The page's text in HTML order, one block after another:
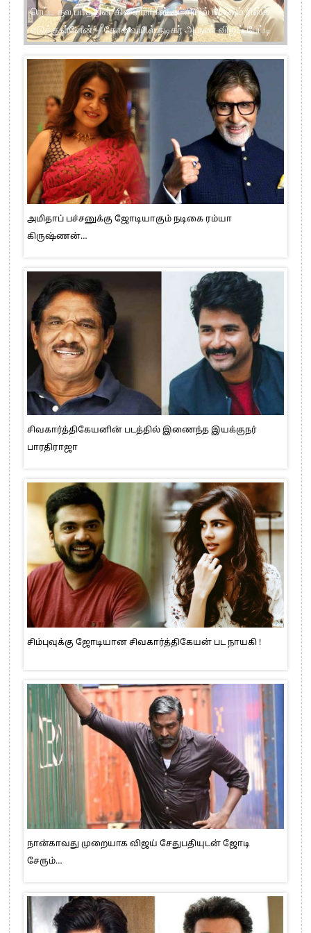
பாட்ஷா படம் ரீரிலீஸ் நேரத்தில் பன் பட்டர் ஜாம் ரிலீசாகியது
பயத்தை ஏற்படுத்தியது – நடிகர் ராஜு ஓபன் டாக்
அமிதாப் பச்சனுக்கு ஜோடியாகும் நடிகை ரம்யா
கிருஷ்ணன்…
சிவகார்த்திகேயனின் படத்தில் இணைந்த இயக்குநர்
பாரதிராஜா
சிம்புவுக்கு ஜோடியான சிவகார்த்திகேயன் பட நாயகி !
நான்காவது முறையாக விஜய் சேதுபதியுடன் ஜோடி
சேரும்…